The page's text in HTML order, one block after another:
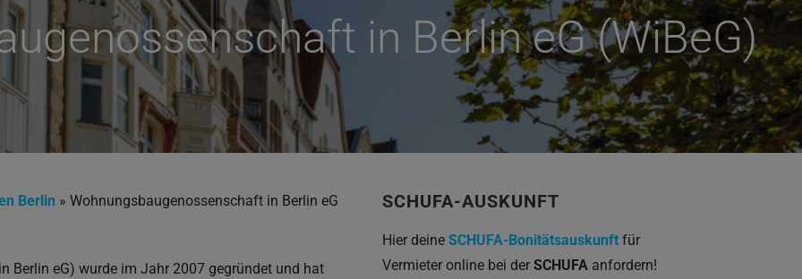
in Berlin eG (WiBeG)
Berlin » Wohnungsbaugenossenschaft in Berlin eG
Berlin eG) wurde im Jahr 2007 gegründet und hat
SCHUFA-AUSKUNFT
Hier deineSCHUFA-Bonitätsauskunft für
Vermieter online bei derSCHUFA anfordern!